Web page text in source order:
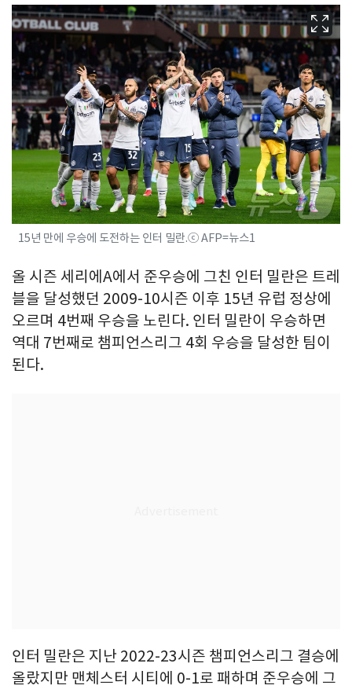
15년 만에 우승에 도전하는 인터 밀란.ⓒ AFP=뉴스1
올 시즌 세리에A에서 준우승에 그친 인터 밀란은 트레
블을 달성했던 2009-10시즌 이후 15년 유럽 정상에
오르며 4번째 우승을 노린다. 인터 밀란이 우승하면
역대 7번째로 챔피언스리그 4회 우승을 달성한 팀이
된다.
인터 밀란은 지난 2022-23시즌 챔피언스리그 결승에
올랐지만 맨체스터 시티에 0-1로 패하며 준우승에 그